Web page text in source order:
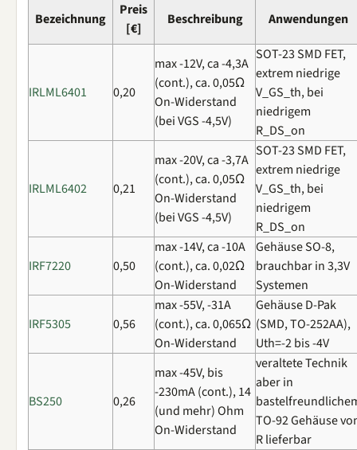
Bezeichnung
Preis
[€]
Beschreibung Anwendungen
IRLML6401 0,20
max -12V, ca -4,3A
(cont.), ca. 0,05Ω
On-Widerstand
(bei VGS -4,5V)
SOT-23 SMD FET,
extrem niedrige
V_GS_th, bei
niedrigem
R_DS_on
IRLML6402 0,21
max -20V, ca -3,7A
(cont.), ca. 0,05Ω
On-Widerstand
(bei VGS -4,5V)
SOT-23 SMD FET,
extrem niedrige
V_GS_th, bei
niedrigem
R_DS_on
IRF7220 0,50
max -14V, ca -10A
(cont.), ca. 0,02Ω
On-Widerstand
Gehäuse SO-8,
brauchbar in 3,3V
Systemen
IRF5305 0,56
max -55V, -31A
(cont.), ca. 0,065Ω
On-Widerstand
Gehäuse D-Pak
(SMD, TO-252AA),
Uth=-2 bis -4V
BS250 0,26
max -45V, bis
-230mA (cont.), 14
(und mehr) Ohm
On-Widerstand
veraltete Technik
aber in
TO-92 Gehäuse
R lieferbar